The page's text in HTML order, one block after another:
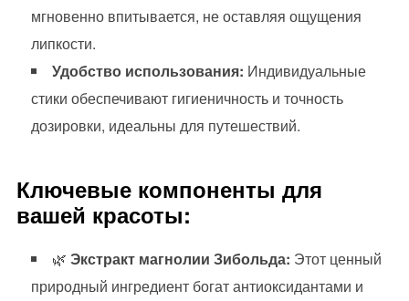
мгновенно впитывается, не оставляя ощущения
липкости.
Удобство использования: Индивидуальные
стики обеспечивают гигиеничность и точность
дозировки, идеальны для путешествий.
Ключевые компоненты для
вашей красоты:
🌿 Экстракт магнолии Зибольда: Этот ценный
природный ингредиент богат антиоксидантами и